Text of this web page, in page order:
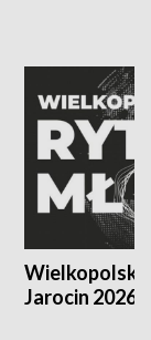
Jarocin 2026